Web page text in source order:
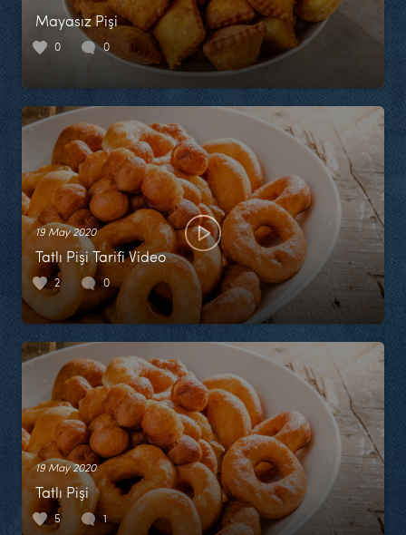
Mayasız Pişi
0 0
19 May 2020
Tatlı Pişi Tarifi Video
2 0
19 May 2020
Tatlı Pişi
5 1